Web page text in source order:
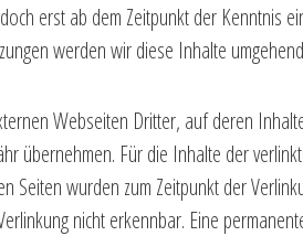
erst ab dem Zeitpunkt der Kenntnis
werden wir diese Inhalte
Webseiten Dritter, auf deren
übernehmen. Für die Inhalte der
Seiten wurden zum Zeitpunkt der
nicht erkennbar. Eine